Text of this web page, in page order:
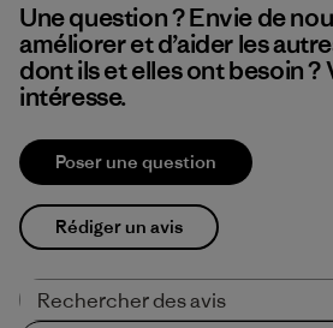
Une question ? Envie de
améliorer et d’aider les
dont ils et elles ont besoin ?
intéresse.
Poser une question
Rédiger un avis